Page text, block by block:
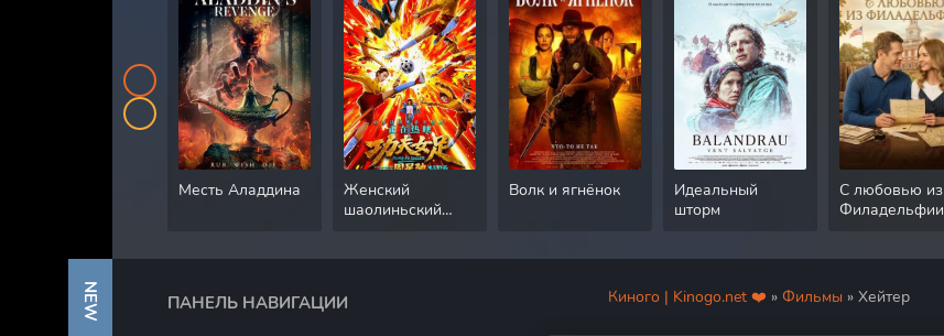
Месть Аладдина
Женский
шаолиньский
Волк и ягнёнок
Идеальный
шторм
С любовью из
Филадельфии
Киного | Kinogo.net ❤️ » Фильмы » Хейтер
ПАНЕЛЬ НАВИГАЦИИ
NEW